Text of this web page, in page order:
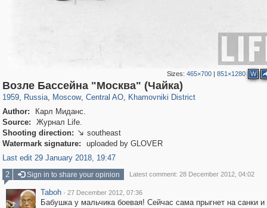
Sizes: 465×700| 851×1280 W
Возле Бассейна "Москва" (Чайка)
1959, Russia
1,407,375 29,248
, Moscow
319,882 8,286
, Central AO
160,021 5,916
, Khamovniki District
19,395 722
Author:
Карл Миданс.
Source:
Журнал Life.
Shooting direction:  southeast
Watermark signature:
uploaded by GLOVER
Last edit 29 January 2018, 19:47
2
Sign in to share your opinion Latest comment: 28 December 2012, 04:02
Taboh · 27 December 2012, 07:36
Бабушка у мальчика боевая! Сейчас сама прыгнет на санки и